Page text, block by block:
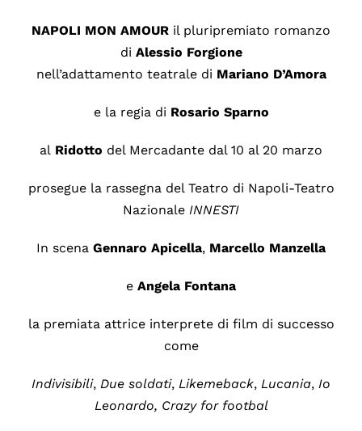
NAPOLI MON AMOUR il pluripremiato romanzo
di Alessio Forgione
nell’adattamento teatrale di Mariano D’Amora
e la regia di Rosario Sparno
al Ridotto del Mercadante dal 10 al 20 marzo
prosegue la rassegna del Teatro di Napoli-Teatro
Nazionale INNESTI
In scena Gennaro Apicella, Marcello Manzella
e Angela Fontana
la premiata attrice interprete di film di successo
come
Indivisibili, Due soldati, Likemeback, Lucania, Io
Leonardo, Crazy for footbal